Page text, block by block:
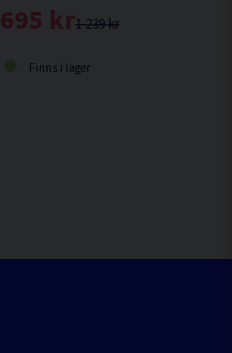
1 239 kr
695 kr
Finns i lager